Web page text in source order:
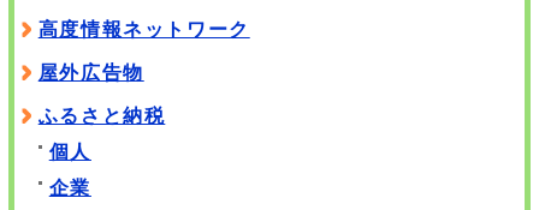
高度情報ネットワーク
屋外広告物
ふるさと納税
個人
企業